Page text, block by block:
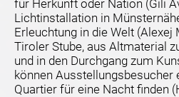
für Herkunft oder Nation (Gili
Lichtinstallation in
Erleuchtung in die Welt
Tiroler Stube, aus Altmaterial
und in den Durchgang zum
können Ausstellungsbesucher
Quartier für eine Nacht finden